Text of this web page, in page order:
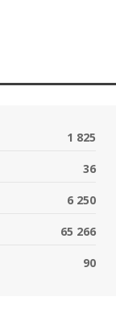
1 825
36
6 250
65 266
90